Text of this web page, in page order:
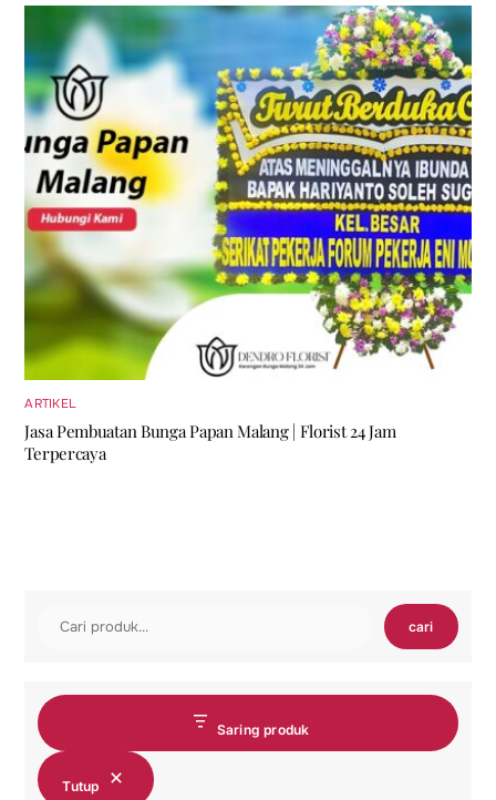
ARTIKEL
Jasa Pembuatan Bunga Papan Malang | Florist 24 Jam
Terpercaya
cari
Saring produk
Tutup